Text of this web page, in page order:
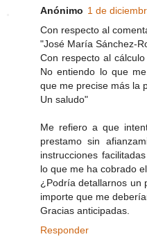
Anónimo 1 de
Con respecto al
"José María Sánchez-
Con respecto al
No entiendo lo que
que me precise más la
Un saludo"
Me refiero a que
prestamo sin
instrucciones
lo que me ha cobrado
¿Podría detallarnos un
importe que me
Gracias anticipadas.
Responder